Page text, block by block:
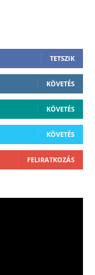
TETSZIK
KÖVETÉS
KÖVETÉS
KÖVETÉS
FELIRATKOZÁS